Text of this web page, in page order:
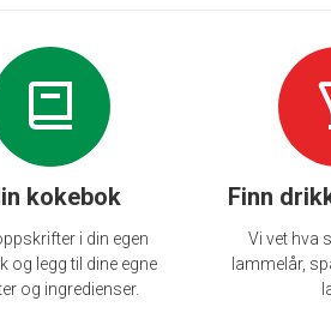
kokebok
i din egen
og legg til dine egne
og ingredienser.
Finn
Vi vet hva
lammelår,